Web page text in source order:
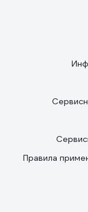
Правила